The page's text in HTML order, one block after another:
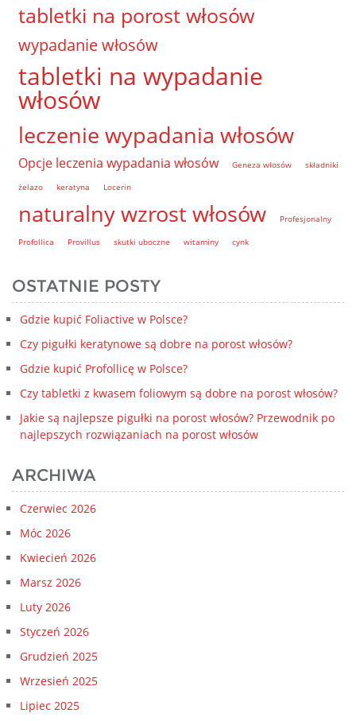
tabletki na porost włosów
wypadanie włosów
tabletki na wypadanie
włosów
leczenie wypadania włosów
Opcje leczenia wypadania włosów Geneza włosów
składniki
żelazo
keratyna Locerin
naturalny wzrost włosów Profesjonalny
Profollica Provillus skutki uboczne witaminy cynk
OSTATNIE POSTY
Gdzie kupić Foliactive w Polsce?
Czy pigułki keratynowe są dobre na porost włosów?
Gdzie kupić Profollicę w Polsce?
Czy tabletki z kwasem foliowym są dobre na porost włosów?
Jakie są najlepsze pigułki na porost włosów? Przewodnik po
najlepszych rozwiązaniach na porost włosów
ARCHIWA
Czerwiec 2026
Móc 2026
Kwiecień 2026
Marsz 2026
Luty 2026
Styczeń 2026
Grudzień 2025
Wrzesień 2025
Lipiec 2025